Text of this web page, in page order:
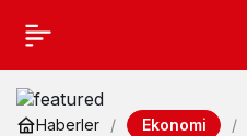
Haberler Ekonomi